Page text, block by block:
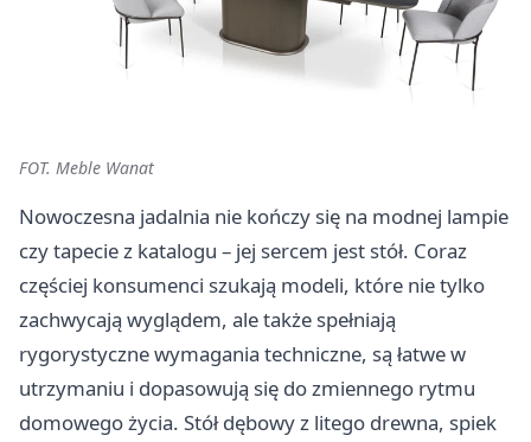
FOT. Meble Wanat
Nowoczesna jadalnia nie kończy się na modnej lampie
czy tapecie z katalogu – jej sercem jest stół. Coraz
częściej konsumenci szukają modeli, które nie tylko
zachwycają wyglądem, ale także spełniają
rygorystyczne wymagania techniczne, są łatwe w
utrzymaniu i dopasowują się do zmiennego rytmu
domowego życia. Stół dębowy z litego drewna, spiek